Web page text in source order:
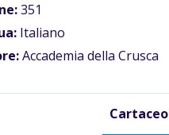
351
Italiano
Accademia della Crusca
Cartaceo